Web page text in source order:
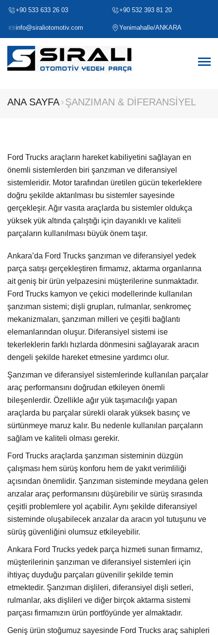
+90 533 633 26 03 +90 532 393 81 20
info@siraliotomotiv.com Yenimahalle/ANKARA
ANA SAYFA ŞANZIMAN & DİFERANSİYEL
Ford Trucks araçların hareket kabiliyetini sağlayan en
önemli sistemlerden biri şanzıman ve diferansiyel
sistemleridir. Motor tarafından üretilen gücün tekerleklere
doğru şekilde aktarılması bu sistemler sayesinde
gerçekleşir. Ağır vasıta araçlarda bu sistemler oldukça
yüksek yük altında çalıştığı için dayanıklı ve kaliteli
parçaların kullanılması büyük önem taşır.
Ankara’da Ford Trucks şanzıman ve diferansiyel yedek
parça satışı gerçekleştiren firmamız, aktarma organlarına
ait geniş bir ürün yelpazesini müşterilerine sunmaktadır.
Ford Trucks kamyon ve çekici modellerinde kullanılan
şanzıman sistemi; dişli grupları, rulmanlar, senkromeç
mekanizmaları, şanzıman milleri ve çeşitli bağlantı
elemanlarından oluşur. Diferansiyel sistemi ise
tekerleklerin farklı hızlarda dönmesini sağlayarak aracın
dengeli şekilde hareket etmesine yardımcı olur.
Şanzıman ve diferansiyel sistemlerinde kullanılan parçalar
araç performansını doğrudan etkileyen önemli
bileşenlerdir. Özellikle ağır yük taşımacılığı yapan
araçlarda bu parçalar sürekli olarak yüksek basınç ve
sürtünmeye maruz kalır. Bu nedenle kullanılan parçaların
sağlam ve kaliteli olması gerekir.
Ford Trucks araçlarda şanzıman sisteminin düzgün
çalışması hem sürüş konforu hem de yakıt verimliliği
açısından önemlidir. Şanzıman sisteminde meydana gelen
arızalar araç performansını düşürebilir ve sürüş sırasında
çeşitli problemlere yol açabilir. Aynı şekilde diferansiyel
sisteminde oluşabilecek arızalar da aracın yol tutuşunu ve
sürüş güvenliğini olumsuz etkileyebilir.
Ankara Ford Trucks yedek parça hizmeti sunan firmamız,
müşterilerinin şanzıman ve diferansiyel sistemleri için
ihtiyaç duyduğu parçaları güvenilir şekilde temin
etmektedir. Şanzıman dişlileri, diferansiyel dişli setleri,
rulmanlar, aks dişlileri ve diğer birçok aktarma sistemi
parçası firmamızın ürün portföyünde yer almaktadır.
Geniş ürün stoğumuz sayesinde Ford Trucks araç sahipleri